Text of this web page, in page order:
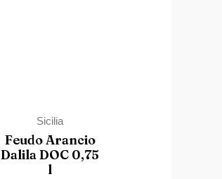
Sicilia
Feudo Arancio
Dalila DOC 0,75
l